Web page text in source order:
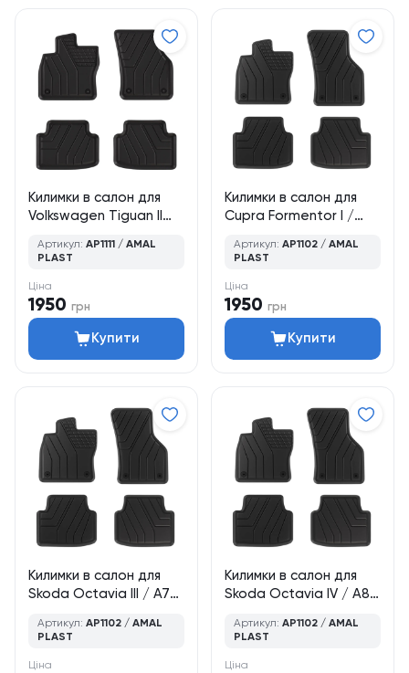
Килимки в салон для
Volkswagen Tiguan II
4 шт., Amal Plast
Артикул: AP1111 / AMAL
PLAST
Ціна
1950 грн
Купити
Килимки в салон для
Cupra Formentor I /
кросовер, 4 шт., Amal
Артикул: AP1102 / AMAL
PLAST
Ціна
1950 грн
Купити
Килимки в салон для
Skoda Octavia III / A7
універсал, 4 шт., Amal
Артикул: AP1102 / AMAL
PLAST
Ціна
Килимки в салон для
Skoda Octavia IV / A8
4 шт., Amal Plast
Артикул: AP1102 / AMAL
PLAST
Ціна